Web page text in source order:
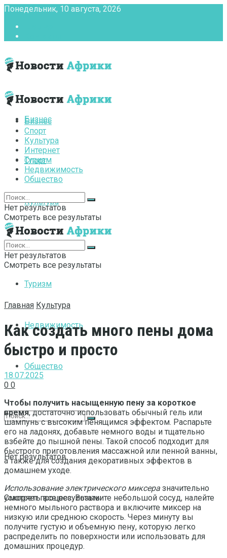
Понедельник, 10 августа, 2026
Бизнес
Спорт
Культура
Интернет
Туризм
Недвижимость
Общество
Нет результатов
Смотреть все результаты
Бизнес
Спорт
Культура
Интернет
Туризм
Недвижимость
Общество
Нет результатов
Смотреть все результаты
Нет результатов
Смотреть все результаты
Главная Культура
Как создать много пены дома
быстро и просто
18.07.2025
0 0
Чтобы получить насыщенную пену за короткое
время, достаточно использовать обычный гель или
шампунь с высоким пенящимся эффектом. Распарьте
его на ладонях, добавьте немного воды и тщательно
взбейте до пышной пены. Такой способ подходит для
быстрого приготовления массажной или пенной ванны,
а также для создания декоративных эффектов в
домашнем уходе.
Использование электрического миксера значительно
ускоряет процесс. Возьмите небольшой сосуд, налейте
немного мыльного раствора и включите миксер на
низкую или среднюю скорость. Через минуту вы
получите густую и объемную пену, которую легко
распределить по поверхности или использовать для
домашних процедур.